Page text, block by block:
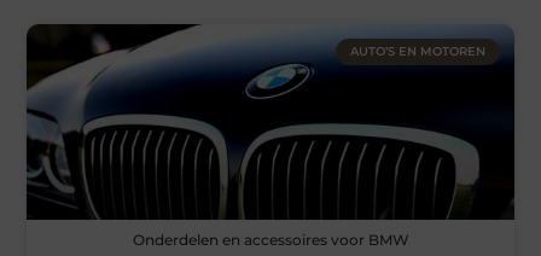
AUTO’S EN MOTOREN
Onderdelen en accessoires voor BMW